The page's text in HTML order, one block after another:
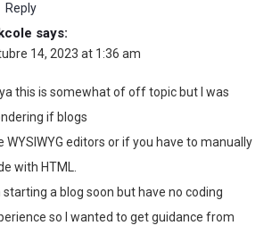
Reply
says:
14, 2023 at 1:36 am
this is somewhat of off topic but I was
if blogs
WYSIWYG editors or if you have to manually
with HTML.
starting a blog soon but have no coding
so I wanted to get guidance from